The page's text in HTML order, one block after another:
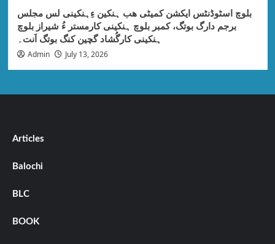
بلوچ اسٹوڈنٹس ایکشن کمیٹی ھب ہنکین ءِہنکینی لس مجلس
برجم دارگ بوتگ، کمبر بلوچ ہنکینی کارمستر ءُ شیراز بلوچ
ہنکینی کارگُشاد گچین کنگ بوتگ اَنت۔
Admin July 13, 2026
Articles
Balochi
BLC
BOOK